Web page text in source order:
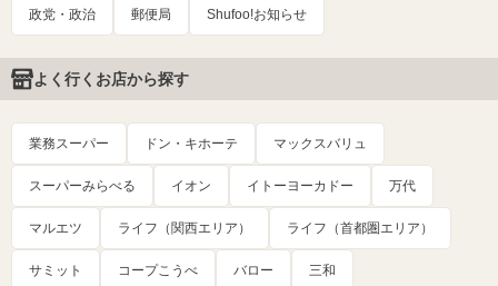
政党・政治 郵便局 Shufoo!お知らせ
よく行くお店から探す
業務スーパー ドン・キホーテ マックスバリュ
スーパーみらべる イオン イトーヨーカドー 万代
マルエツ ライフ（関西エリア） ライフ（首都圏エリア）
サミット コープこうべ バロー 三和